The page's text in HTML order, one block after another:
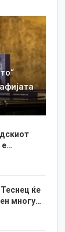
е…
ќе
многу…